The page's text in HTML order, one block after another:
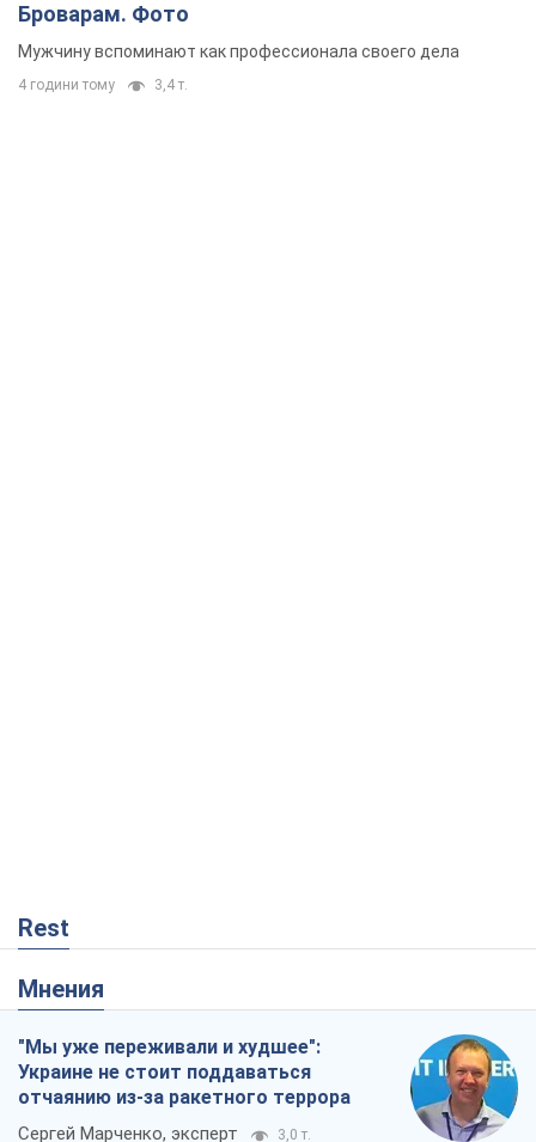
Броварам. Фото
Мужчину вспоминают как профессионала своего дела
4 години тому 3,4 т.
Rest
Мнения
"Мы уже переживали и худшее":
Украине не стоит поддаваться
отчаянию из-за ракетного террора
Сергей Марченко, эксперт 3,0 т.